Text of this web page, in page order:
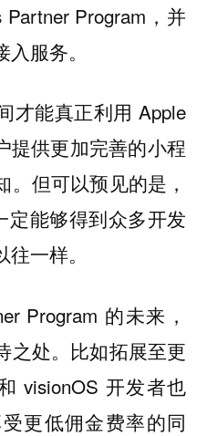
Program，并
服务。
才能真正利用 Apple
提供更加完善的小程
。但可以预见的是，
定能够得到众多开发
一样。
Program 的未来，
之处。比如拓展至更
visionOS 开发者也
更低佣金费率的同